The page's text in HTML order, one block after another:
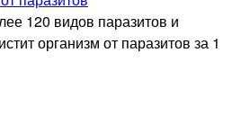
120 видов паразитов и
организм от паразитов за 1